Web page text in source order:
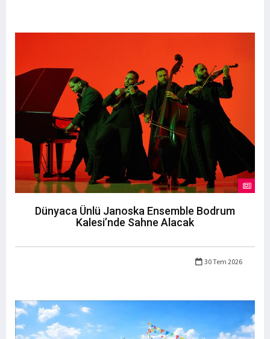
Dünyaca Ünlü Janoska Ensemble Bodrum
Kalesi’nde Sahne Alacak
30 Tem 2026